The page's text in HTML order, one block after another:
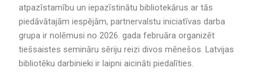
atpazīstamību un iepazīstinātu bibliotekārus ar tās
piedāvātajām iespējām, partnervalstu iniciatīvas darba
grupa ir nolēmusi no 2026. gada februāra organizēt
tiešsaistes semināru sēriju reizi divos mēnešos. Latvijas
bibliotēku darbinieki ir laipni aicināti piedalīties.